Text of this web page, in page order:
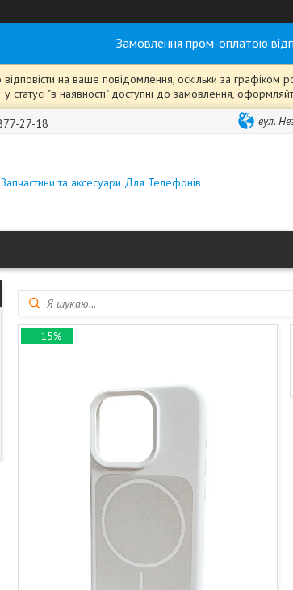
Замовлення пром-оплатою
на ваше повідомлення, оскільки за графіком
у статусі "в наявності" доступні до замовлення,
27-18 вул.
та аксесуари Для Телефонів
–15%